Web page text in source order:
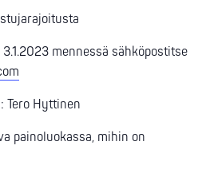
mennessä sähköpostitse
Tero Hyttinen
painoluokassa, mihin on